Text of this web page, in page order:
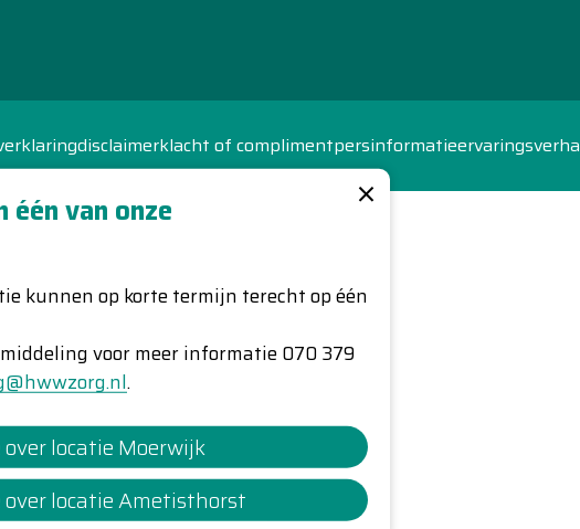
disclaimerklacht of complimentpersinformatie
×
één van onze
kunnen op korte termijn terecht op één
voor meer informatie 070 379
.
locatie Moerwijk
locatie Ametisthorst